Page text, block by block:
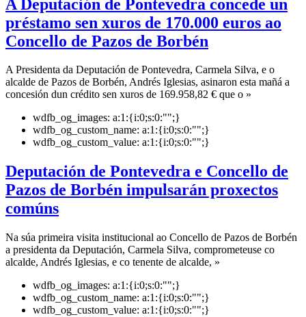
A Deputación de Pontevedra concede un
préstamo sen xuros de 170.000 euros ao
Concello de Pazos de Borbén
A Presidenta da Deputación de Pontevedra, Carmela Silva, e o
alcalde de Pazos de Borbén, Andrés Iglesias, asinaron esta mañá a
concesión dun crédito sen xuros de 169.958,82 € que o »
wdfb_og_images: a:1:{i:0;s:0:"";}
wdfb_og_custom_name: a:1:{i:0;s:0:"";}
wdfb_og_custom_value: a:1:{i:0;s:0:"";}
Deputación de Pontevedra e Concello de
Pazos de Borbén impulsarán proxectos
comúns
Na súa primeira visita institucional ao Concello de Pazos de Borbén
a presidenta da Deputación, Carmela Silva, comprometeuse co
alcalde, Andrés Iglesias, e co tenente de alcalde, »
wdfb_og_images: a:1:{i:0;s:0:"";}
wdfb_og_custom_name: a:1:{i:0;s:0:"";}
wdfb_og_custom_value: a:1:{i:0;s:0:"";}